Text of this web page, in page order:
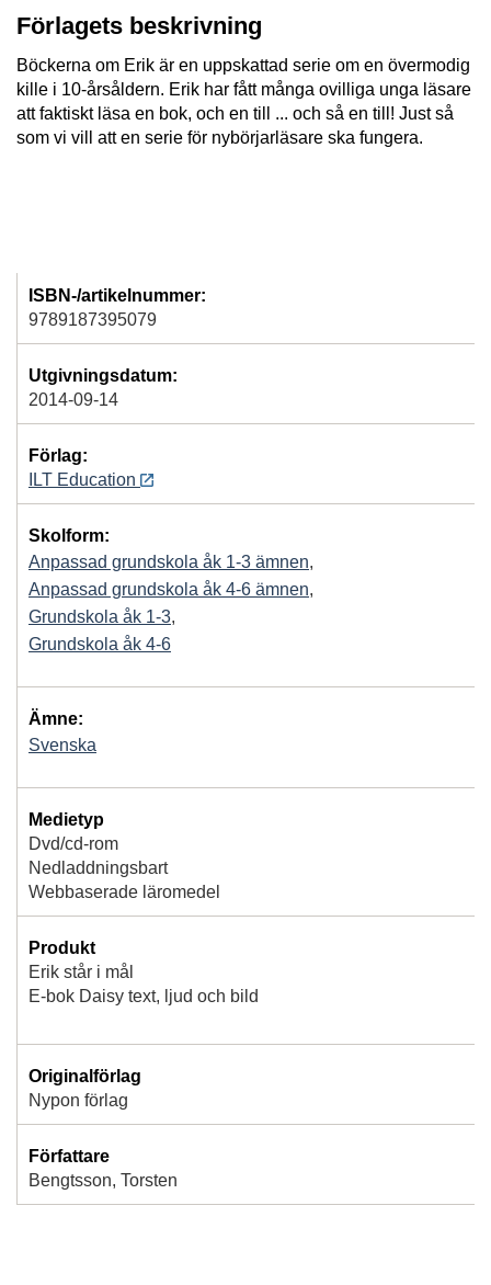
Förlagets beskrivning
Böckerna om Erik är en uppskattad serie om en övermodig
kille i 10-årsåldern. Erik har fått många ovilliga unga läsare
att faktiskt läsa en bok, och en till ... och så en till! Just så
som vi vill att en serie för nybörjarläsare ska fungera.
ISBN-/artikelnummer:
9789187395079
Utgivningsdatum:
2014-09-14
Förlag:
ILT Education
Skolform:
Anpassad grundskola åk 1-3 ämnen,
Anpassad grundskola åk 4-6 ämnen,
Grundskola åk 1-3,
Grundskola åk 4-6
Ämne:
Svenska
Medietyp
Dvd/cd-rom
Nedladdningsbart
Webbaserade läromedel
Produkt
Erik står i mål
E-bok Daisy text, ljud och bild
Originalförlag
Nypon förlag
Författare
Bengtsson, Torsten